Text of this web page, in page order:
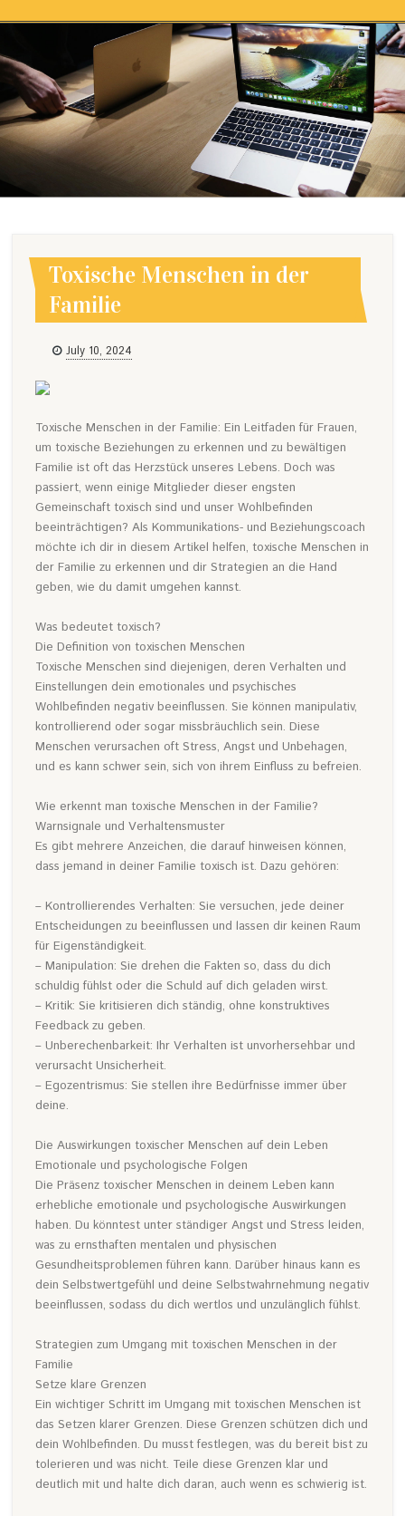
Toxische Menschen in der
Familie
July 10, 2024
Toxische Menschen in der Familie: Ein Leitfaden für Frauen,
um toxische Beziehungen zu erkennen und zu bewältigen
Familie ist oft das Herzstück unseres Lebens. Doch was
passiert, wenn einige Mitglieder dieser engsten
Gemeinschaft toxisch sind und unser Wohlbefinden
beeinträchtigen? Als Kommunikations- und Beziehungscoach
möchte ich dir in diesem Artikel helfen, toxische Menschen in
der Familie zu erkennen und dir Strategien an die Hand
geben, wie du damit umgehen kannst.
Was bedeutet toxisch?
Die Definition von toxischen Menschen
Toxische Menschen sind diejenigen, deren Verhalten und
Einstellungen dein emotionales und psychisches
Wohlbefinden negativ beeinflussen. Sie können manipulativ,
kontrollierend oder sogar missbräuchlich sein. Diese
Menschen verursachen oft Stress, Angst und Unbehagen,
und es kann schwer sein, sich von ihrem Einfluss zu befreien.
Wie erkennt man toxische Menschen in der Familie?
Warnsignale und Verhaltensmuster
Es gibt mehrere Anzeichen, die darauf hinweisen können,
dass jemand in deiner Familie toxisch ist. Dazu gehören:
– Kontrollierendes Verhalten: Sie versuchen, jede deiner
Entscheidungen zu beeinflussen und lassen dir keinen Raum
für Eigenständigkeit.
– Manipulation: Sie drehen die Fakten so, dass du dich
schuldig fühlst oder die Schuld auf dich geladen wirst.
– Kritik: Sie kritisieren dich ständig, ohne konstruktives
Feedback zu geben.
– Unberechenbarkeit: Ihr Verhalten ist unvorhersehbar und
verursacht Unsicherheit.
– Egozentrismus: Sie stellen ihre Bedürfnisse immer über
deine.
Die Auswirkungen toxischer Menschen auf dein Leben
Emotionale und psychologische Folgen
Die Präsenz toxischer Menschen in deinem Leben kann
erhebliche emotionale und psychologische Auswirkungen
haben. Du könntest unter ständiger Angst und Stress leiden,
was zu ernsthaften mentalen und physischen
Gesundheitsproblemen führen kann. Darüber hinaus kann es
dein Selbstwertgefühl und deine Selbstwahrnehmung negativ
beeinflussen, sodass du dich wertlos und unzulänglich fühlst.
Strategien zum Umgang mit toxischen Menschen in der
Familie
Setze klare Grenzen
Ein wichtiger Schritt im Umgang mit toxischen Menschen ist
das Setzen klarer Grenzen. Diese Grenzen schützen dich und
dein Wohlbefinden. Du musst festlegen, was du bereit bist zu
tolerieren und was nicht. Teile diese Grenzen klar und
deutlich mit und halte dich daran, auch wenn es schwierig ist.